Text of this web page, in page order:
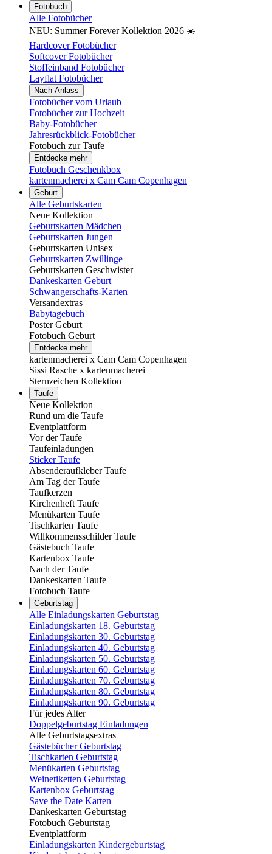
Fotobuch
Alle Fotobücher
NEU: Summer Forever Kollektion 2026 ☀️
Hardcover Fotobücher
Softcover Fotobücher
Stoffeinband Fotobücher
Layflat Fotobücher
Nach Anlass
Fotobücher vom Urlaub
Fotobücher zur Hochzeit
Baby-Fotobücher
Jahresrückblick-Fotobücher
Fotobuch zur Taufe
Entdecke mehr
Fotobuch Geschenkbox
kartenmacherei x Cam Cam Copenhagen
Geburt
Alle Geburtskarten
Neue Kollektion
Geburtskarten Mädchen
Geburtskarten Jungen
Geburtskarten Unisex
Geburtskarten Zwillinge
Geburtskarten Geschwister
Dankeskarten Geburt
Schwangerschafts-Karten
Versandextras
Babytagebuch
Poster Geburt
Fotobuch Geburt
Entdecke mehr
kartenmacherei x Cam Cam Copenhagen
Sissi Rasche x kartenmacherei
Sternzeichen Kollektion
Taufe
Neue Kollektion
Rund um die Taufe
Eventplattform
Vor der Taufe
Taufeinladungen
Sticker Taufe
Absenderaufkleber Taufe
Am Tag der Taufe
Taufkerzen
Kirchenheft Taufe
Menükarten Taufe
Tischkarten Taufe
Willkommensschilder Taufe
Gästebuch Taufe
Kartenbox Taufe
Nach der Taufe
Dankeskarten Taufe
Fotobuch Taufe
Geburtstag
Alle Einladungskarten Geburtstag
Einladungskarten 18. Geburtstag
Einladungskarten 30. Geburtstag
Einladungskarten 40. Geburtstag
Einladungskarten 50. Geburtstag
Einladungskarten 60. Geburtstag
Einladungskarten 70. Geburtstag
Einladungskarten 80. Geburtstag
Einladungskarten 90. Geburtstag
Für jedes Alter
Doppelgeburtstag Einladungen
Alle Geburtstagsextras
Gästebücher Geburtstag
Tischkarten Geburtstag
Menükarten Geburtstag
Weinetiketten Geburtstag
Kartenbox Geburtstag
Save the Date Karten
Dankeskarten Geburtstag
Fotobuch Geburtstag
Eventplattform
Einladungskarten Kindergeburtstag